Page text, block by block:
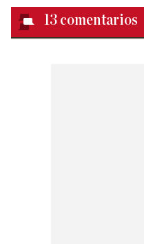
13 comentarios